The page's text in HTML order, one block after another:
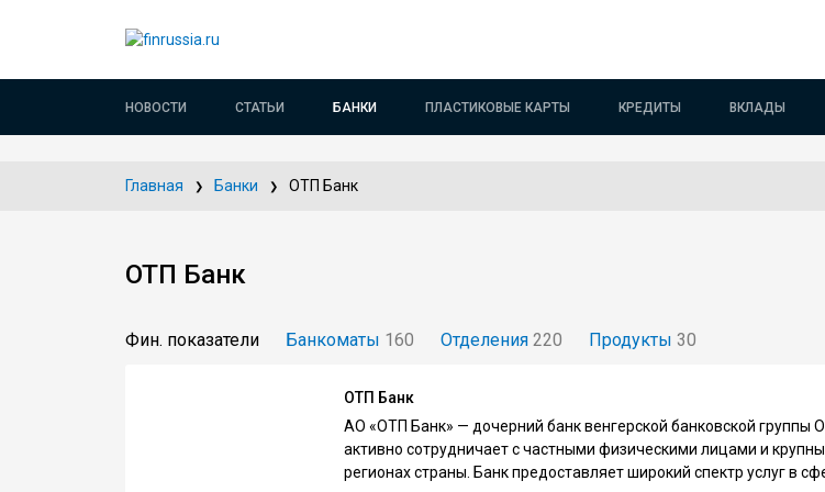
НОВОСТИ СТАТЬИ БАНКИ ПЛАСТИКОВЫЕ КАРТЫ КРЕДИТЫ ВКЛАДЫ
Главная Банки ОТП Банк
ОТП Банк
Фин. показатели Банкоматы 160 Отделения 220 Продукты 30
ОТП Банк
АО «ОТП Банк» — дочерний банк венгерской банковской группы
активно сотрудничает с частными физическими лицами и
регионах страны. Банк предоставляет широкий спектр услуг в